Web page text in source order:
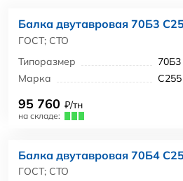
Балка двутавровая 70Б3
ГОСТ; СТО
Типоразмер
70Б3
Марка
С255
95 760 ₽/тн
на складе:
Балка двутавровая 70Б4
ГОСТ; СТО